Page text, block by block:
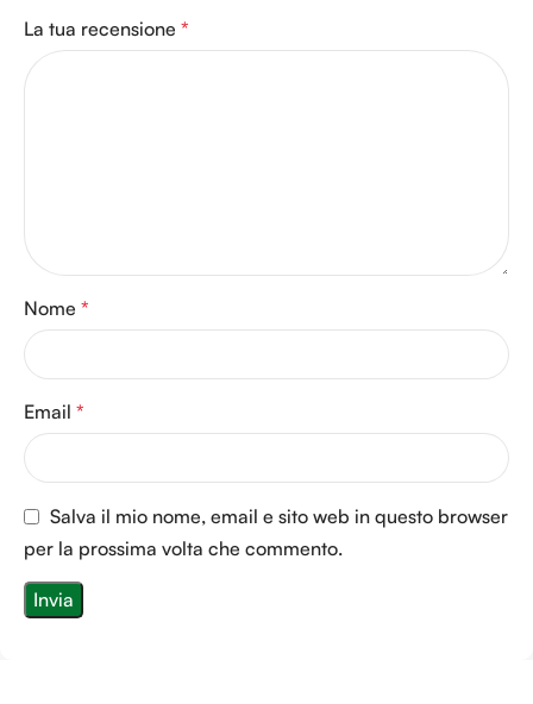
La tua recensione *
Nome *
Email *
Salva il mio nome, email e sito web in questo browser
per la prossima volta che commento.